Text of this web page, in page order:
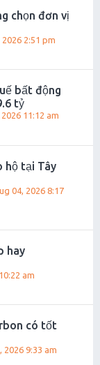
chọn đơn vị
2:51 pm
bất động
tỷ
11:12 am
hộ tại Tây
04, 2026 8:17
hay
am
có tốt
2026 9:33 am